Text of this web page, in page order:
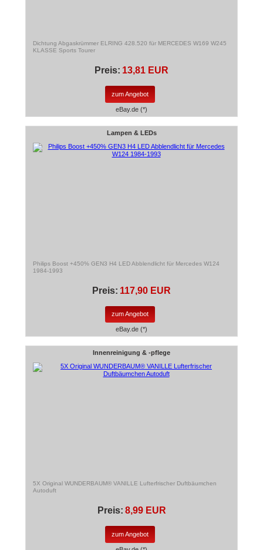
Dichtung Abgaskrümmer ELRING 428.520 für MERCEDES W169 W245
KLASSE Sports Tourer
Preis: 13,81 EUR
zum Angebot
eBay.de (*)
Lampen & LEDs
Philips Boost +450% GEN3 H4 LED Abblendlicht für Mercedes W124
1984-1993
Preis: 117,90 EUR
zum Angebot
eBay.de (*)
Innenreinigung & -pflege
5X Original WUNDERBAUM® VANILLE Lufterfrischer Duftbäumchen
Autoduft
Preis: 8,99 EUR
zum Angebot